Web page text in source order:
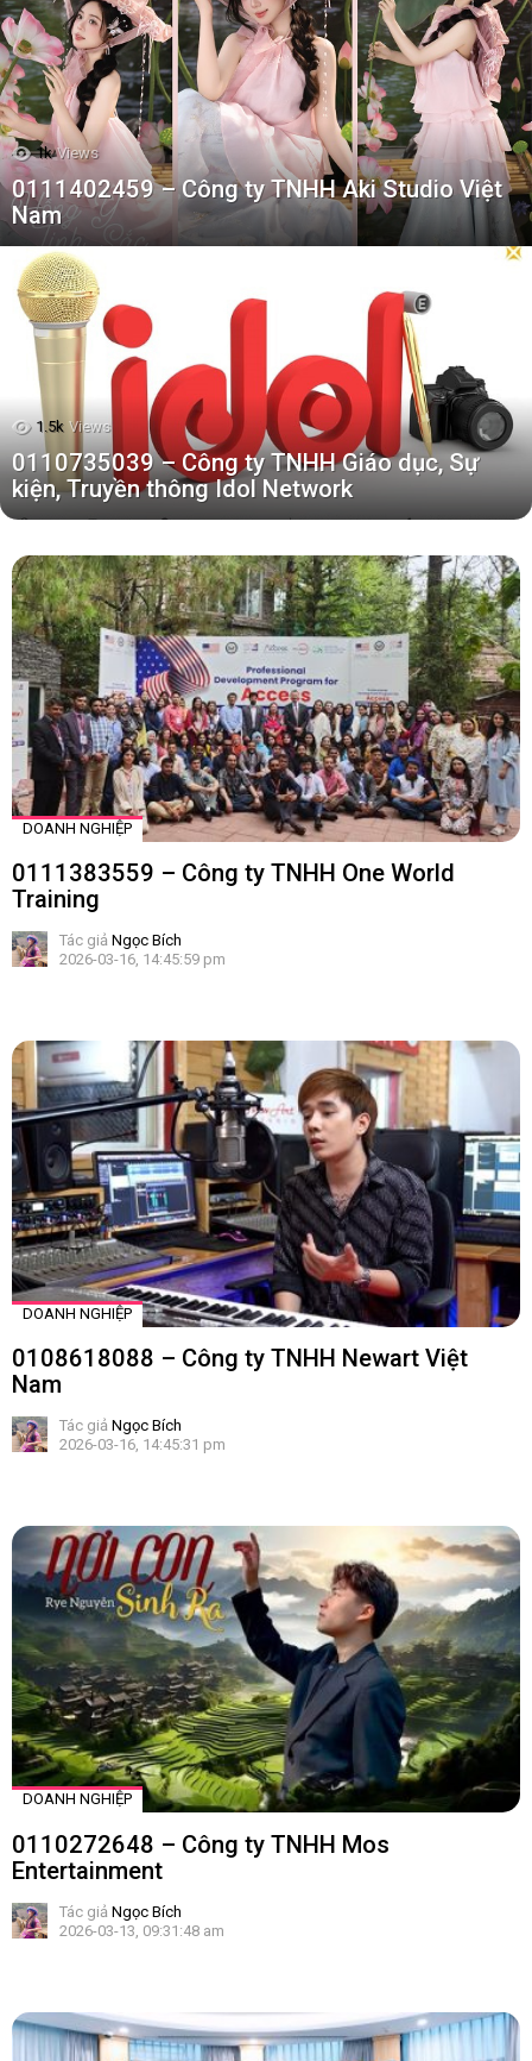
1k Views
0111402459 – Công ty TNHH Aki Studio Việt
Nam
1.5k Views
0110735039 – Công ty TNHH Giáo dục, Sự
kiện, Truyền thông Idol Network
TIN
MỚI
DOANH NGHIỆP
0111383559 – Công ty TNHH One World
Training
Tác giả Ngọc Bích
2026-03-16, 14:45:59 pm
DOANH NGHIỆP
0108618088 – Công ty TNHH Newart Việt
Nam
Tác giả Ngọc Bích
2026-03-16, 14:45:31 pm
DOANH NGHIỆP
0110272648 – Công ty TNHH Mos
Entertainment
Tác giả Ngọc Bích
2026-03-13, 09:31:48 am